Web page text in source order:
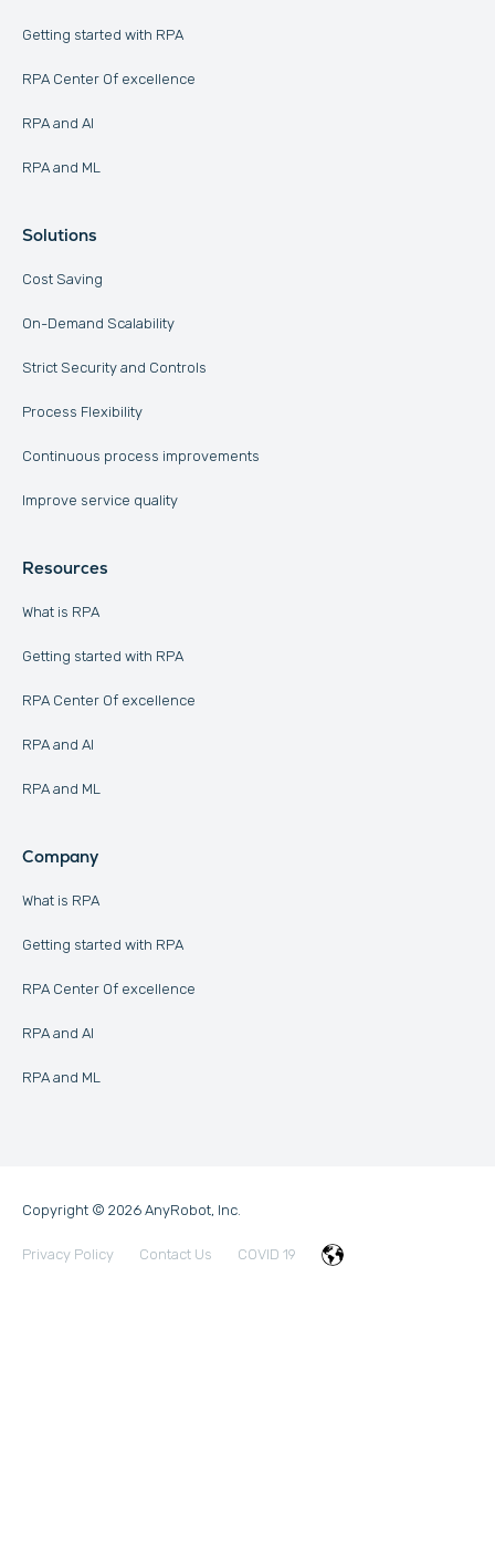
Getting started with RPA
RPA Center Of excellence
RPA and AI
RPA and ML
Solutions
Cost Saving
On-Demand Scalability
Strict Security and Controls
Process Flexibility
Continuous process improvements
Improve service quality
Resources
What is RPA
Getting started with RPA
RPA Center Of excellence
RPA and AI
RPA and ML
Company
What is RPA
Getting started with RPA
RPA Center Of excellence
RPA and AI
RPA and ML
Copyright © 2026 AnyRobot, Inc.
Privacy Policy Contact Us COVID 19